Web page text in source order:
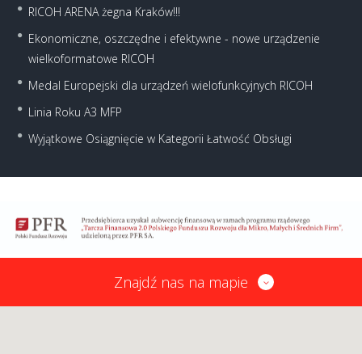
RICOH ARENA żegna Kraków!!!
Ekonomiczne, oszczędne i efektywne - nowe urządzenie
wielkoformatowe RICOH
Medal Europejski dla urządzeń wielofunkcyjnych RICOH
Linia Roku A3 MFP
Wyjątkowe Osiągnięcie w Kategorii Łatwość Obsługi
Znajdź nas na mapie